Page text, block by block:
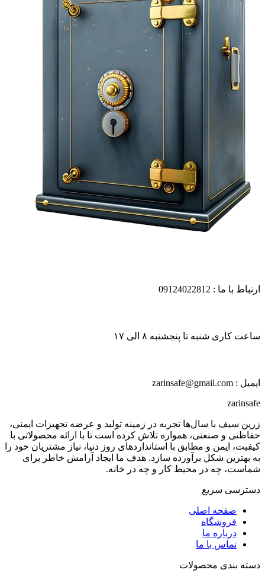
ارتباط با ما : 09124022812
ساعت کاری شنبه تا پنجشنبه ۸ الی ۱۷
ایمیل : zarinsafe@gmail.com
zarinsafe
زرین سیف با سال‌ها تجربه در زمینه تولید و عرضه تجهیزات ایمنی،
حفاظتی و صنعتی، همواره تلاش کرده است تا با ارائه محصولاتی با
کیفیت، ایمن و مطابق با استانداردهای روز دنیا، نیاز مشتریان خود را
به بهترین شکل برآورده سازد. هدف ما ایجاد آرامش خاطر برای
شماست، چه در محیط کار و چه در خانه.
دسترسی سریع
صفحه اصلی
فروشگاه
درباره ما
تماس با ما
دسته بندی محصولات